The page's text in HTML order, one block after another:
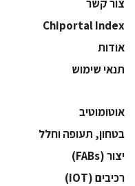
צור קשר
Chiportal Index
אודות
תנאי שימוש
אוטומוטיב
בטחון, תעופה וחלל
‫יצור (‪(FABs‬‬
‫רכיבים‬ (IOT)